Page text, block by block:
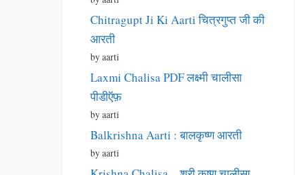
Chitragupt Ji Ki Aarti चित्रगुप्त जी की
आरती
by aarti
Laxmi Chalisa PDF लक्ष्मी चालीसा
पीडीऍफ़
by aarti
Balkrishna Aarti : बालकृष्ण आरती
by aarti